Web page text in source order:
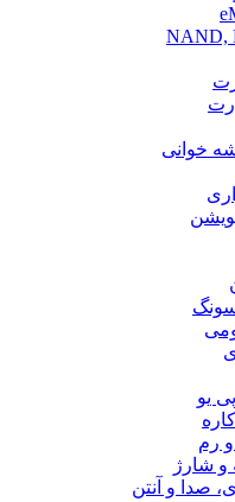
خوانی
یو
و رم
و شارژ
صدا و آنتن